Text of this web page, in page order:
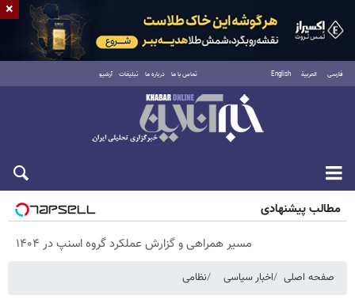
فارسی العربية English تماس با ما درباره ما تبلیغات آرشیو
شنبه ۱۷ مرداد ۱۴۰۵
مطالب پیشنهادی
مسیر همراهی و گزارش عملکرد گروه اسنپ در ۱۴۰۴
صفحه اصلی اخبار سیاسی نظامی
×